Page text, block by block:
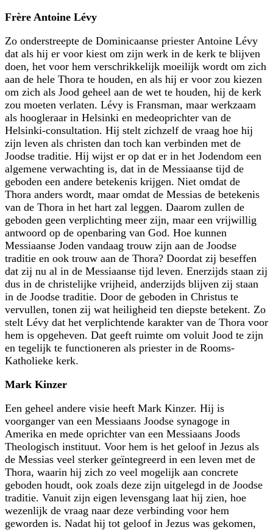
Frère Antoine Lévy
Zo onderstreepte de Dominicaanse priester Antoine Lévy
dat als hij er voor kiest om zijn werk in de kerk te blijven
doen, het voor hem verschrikkelijk moeilijk wordt om zich
aan de hele Thora te houden, en als hij er voor zou kiezen
om zich als Jood geheel aan de wet te houden, hij de kerk
zou moeten verlaten. Lévy is Fransman, maar werkzaam
als hoogleraar in Helsinki en medeoprichter van de
Helsinki-consultation. Hij stelt zichzelf de vraag hoe hij
zijn leven als christen dan toch kan verbinden met de
Joodse traditie. Hij wijst er op dat er in het Jodendom een
algemene verwachting is, dat in de Messiaanse tijd de
geboden een andere betekenis krijgen. Niet omdat de
Thora anders wordt, maar omdat de Messias de betekenis
van de Thora in het hart zal leggen. Daarom zullen de
geboden geen verplichting meer zijn, maar een vrijwillig
antwoord op de openbaring van God. Hoe kunnen
Messiaanse Joden vandaag trouw zijn aan de Joodse
traditie en ook trouw aan de Thora? Doordat zij beseffen
dat zij nu al in de Messiaanse tijd leven. Enerzijds staan zij
dus in de christelijke vrijheid, anderzijds blijven zij staan
in de Joodse traditie. Door de geboden in Christus te
vervullen, tonen zij wat heiligheid ten diepste betekent. Zo
stelt Lévy dat het verplichtende karakter van de Thora voor
hem is opgeheven. Dat geeft ruimte om voluit Jood te zijn
en tegelijk te functioneren als priester in de Rooms-
Katholieke kerk.
Mark Kinzer
Een geheel andere visie heeft Mark Kinzer. Hij is
voorganger van een Messiaans Joodse synagoge in
Amerika en mede oprichter van een Messiaans Joods
Theologisch instituut. Voor hem is het geloof in Jezus als
de Messias veel sterker geïntegreerd in een leven met de
Thora, waarin hij zich zo veel mogelijk aan concrete
geboden houdt, ook zoals deze zijn uitgelegd in de Joodse
traditie. Vanuit zijn eigen levensgang laat hij zien, hoe
wezenlijk de vraag naar deze verbinding voor hem
geworden is. Nadat hij tot geloof in Jezus was gekomen,